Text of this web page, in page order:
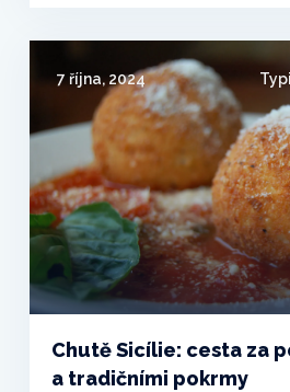
7 října, 2024
Chutě Sicílie: cesta za
a tradičními pokrmy